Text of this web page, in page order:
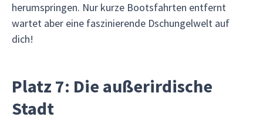
herumspringen. Nur kurze Bootsfahrten entfernt
wartet aber eine faszinierende Dschungelwelt auf
dich!
Platz 7: Die außerirdische
Stadt